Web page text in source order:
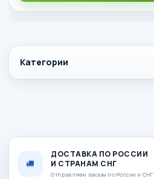
Категории
ДОСТАВКА ПО РОССИИ
И СТРАНАМ СНГ
Отправляем заказы по России и СНГ